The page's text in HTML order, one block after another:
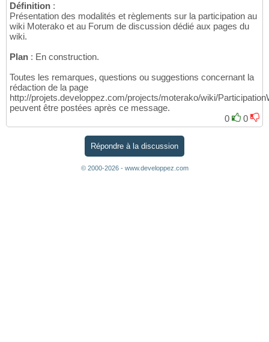
Définition :
Présentation des modalités et règlements sur la participation au
wiki Moterako et au Forum de discussion dédié aux pages du
wiki.
Plan : En construction.
Toutes les remarques, questions ou suggestions concernant la
rédaction de la page
http://projets.developpez.com/projects/moterako/wiki/
peuvent être postées après ce message.
0
0
Répondre à la discussion
© 2000-2026 - www.developpez.com